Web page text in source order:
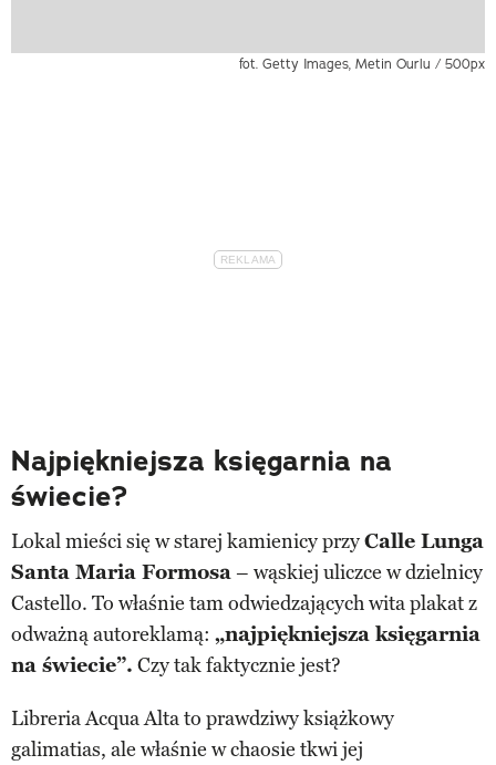
fot. Getty Images, Metin Ourlu / 500px
Najpiękniejsza księgarnia na
świecie?
Lokal mieści się w starej kamienicy przyCalle Lunga
Santa Maria Formosa– wąskiej uliczce w dzielnicy
Castello. To właśnie tam odwiedzających wita plakat z
odważną autoreklamą: „najpiękniejsza księgarnia
na świecie”. Czy tak faktycznie jest?
Libreria Acqua Alta to prawdziwy książkowy
galimatias, ale właśnie w chaosie tkwi jej